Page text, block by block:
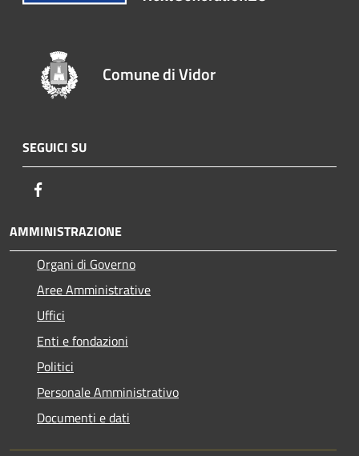
Comune di Vidor
SEGUICI SU
AMMINISTRAZIONE
Organi di Governo
Aree Amministrative
Uffici
Enti e fondazioni
Politici
Personale Amministrativo
Documenti e dati